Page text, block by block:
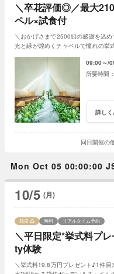
＼卒花評価◎／最大
ペル×試食付
＼おかげさまで2500組の感謝を込
光と緑が煌めくチャペルで憧れの挙
09:00～
詳しく
同日開催の
Mon Oct 05 00:00:00
10/5 (月)
＼平日限定*挙式料プ
ty体験
残席 無料 リアルタイム予約
＼挙式料19.8万円プレゼント♪1件